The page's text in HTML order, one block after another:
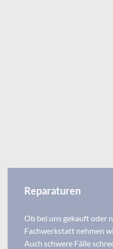
Reparaturen
Ob bei uns gekauft oder
Fachwerkstatt nehmen
Auch schwere Fälle